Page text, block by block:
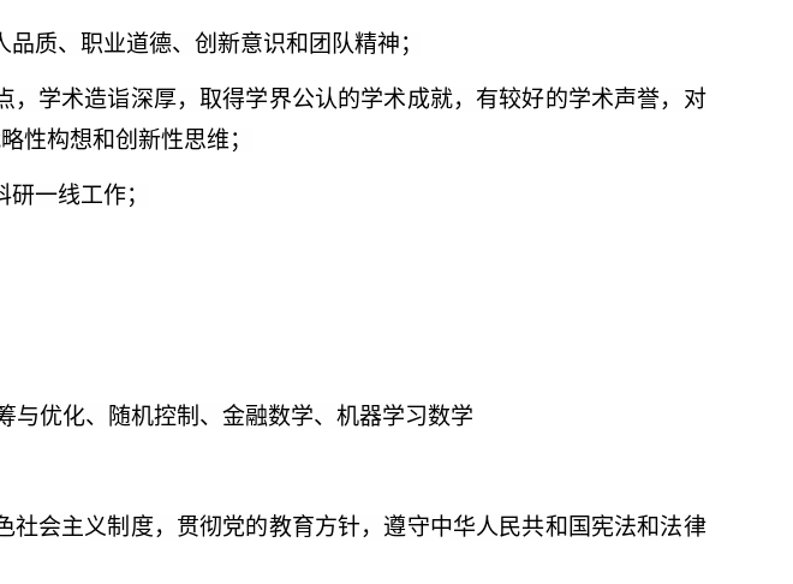
质、职业道德、创新意识和团队精神；
，学术造诣深厚，取得学界公认的学术成就，有较好的学术声誉，对
性构想和创新性思维；
一线工作；
与优化、随机控制、金融数学、机器学习数学
社会主义制度，贯彻党的教育方针，遵守中华人民共和国宪法和法律